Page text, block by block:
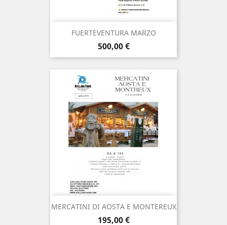
FUERTEVENTURA MARZO
Prezzo
500,00 €
MERCATINI DI AOSTA E MONTEREUX
Prezzo
195,00 €